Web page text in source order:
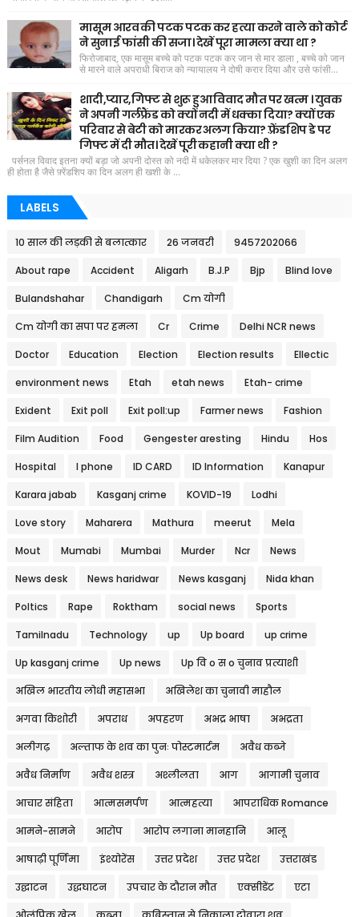
मासूम आरव की पटक पटक कर हत्या करने वाले को कोर्ट
ने सुनाई फांसी की सजा। देखें पूरा मामला क्या था ?
फिरोजाबाद, एक मासूम बच्चे को पटक पटक कर जान से मार डाला , बच्चे को जान
से मारने वाले अपराधी बिराज को न्यायालय ने दोषी करार दिया और उसे फांसी...
शादी,प्यार,गिफ्ट से शुरू हुआ विवाद मौत पर खत्म । युवक
ने अपनी गर्लफ्रैंड को क्यों नदी में धक्का दिया? क्यों एक
परिवार से बेटी को मारकर अलग किया? फ़्रेंडशिप डे पर
गिफ्ट में दी मौत। देखें पूरी कहानी क्या थी ?
पर्सनल विवाद इतना क्यों बड़ा जो अपनी दोस्त को नदी में धकेलकर मार दिया ? एक खुशी का दिन अलग
ही होता है जैसे फ़्रेंडशिप का दिन अलग ही खशी के ...
LABELS
10 साल की लड़की से बलात्कार 26 जनवरी 9457202066
About rape Accident Aligarh B.J.P Bjp Blind love
Bulandshahar Chandigarh Cm योगी
Cm योगी का सपा पर हमला Cr Crime Delhi NCR news
Doctor Education Election Election results Ellectic
environment news Etah etah news Etah- crime
Exident Exit poll Exit poll:up Farmer news Fashion
Film Audition Food Gengester aresting Hindu Hos
Hospital I phone ID CARD ID Information Kanapur
Karara jabab Kasganj crime KOVID-19 Lodhi
Love story Maharera Mathura meerut Mela
Mout Mumabi Mumbai Murder Ncr News
News desk News haridwar News kasganj Nida khan
Poltics Rape Roktham social news Sports
Tamilnadu Technology up Up board up crime
Up kasganj crime Up news Up वि o स o चुनाव प्रत्याशी
अखिल भारतीय लोधी महासभा अखिलेश का चुनावी माहौल
अगवा किशोरी अपराध अपहरण अभद्र भाषा अभद्रता
अलीगढ़ अल्ताफ के शव का पुनः पोस्टमार्टम अवैध कब्जे
अवैध निर्माण अवैध शस्त्र अश्लीलता आग आगामी चुनाव
आचार संहिता आत्मसमर्पण आत्महत्या आपराधिक Romance
आमने-सामने आरोप आरोप लगाना मानहानि आलू
आषाढ़ी पूर्णिमा इंश्योरेंस उत्तर प्रदेश उत्तर प्रदेश उत्तराखंड
उद्घाटन उद्धघाटन उपचार के दौरान मौत एक्सीडेंट एटा